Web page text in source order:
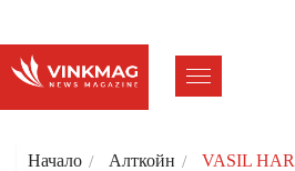
Начало Алткойн VASIL